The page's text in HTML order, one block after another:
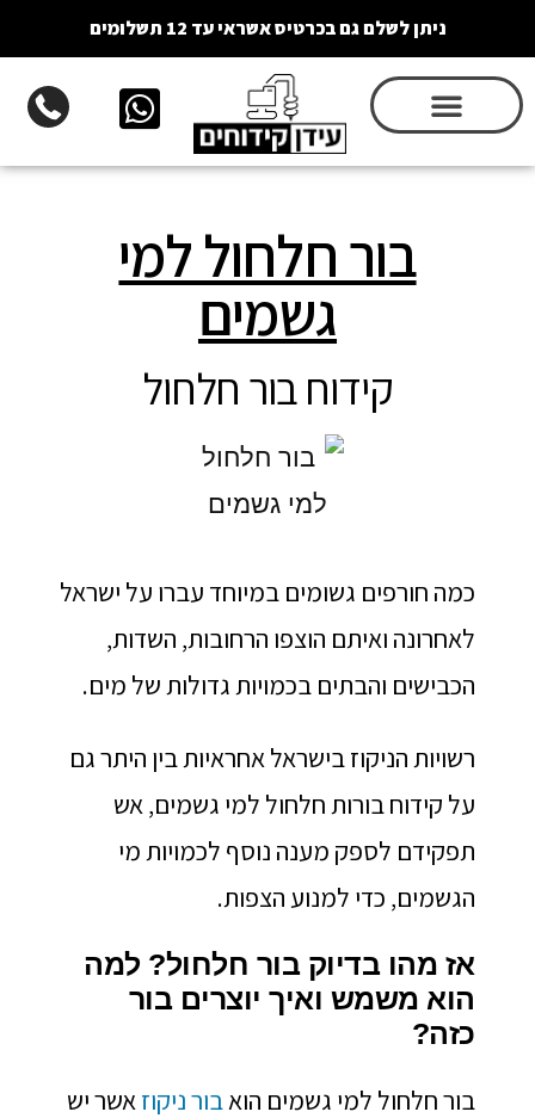
ניתן לשלם גם בכרטיס אשראי עד 12 תשלומים
בור חלחול למי
גשמים
קידוח בור חלחול
כמה חורפים גשומים במיוחד עברו על ישראל
לאחרונה ואיתם הוצפו הרחובות, השדות,
הכבישים והבתים בכמויות גדולות של מים.
רשויות הניקוז בישראל אחראיות בין היתר גם
על קידוח בורות חלחול למי גשמים, אש
תפקידם לספק מענה נוסף לכמויות מי
הגשמים, כדי למנוע הצפות.
אז מהו בדיוק בור חלחול? למה
הוא משמש ואיך יוצרים בור
כזה?
בור חלחול למי גשמים הואבור ניקוזאשר יש